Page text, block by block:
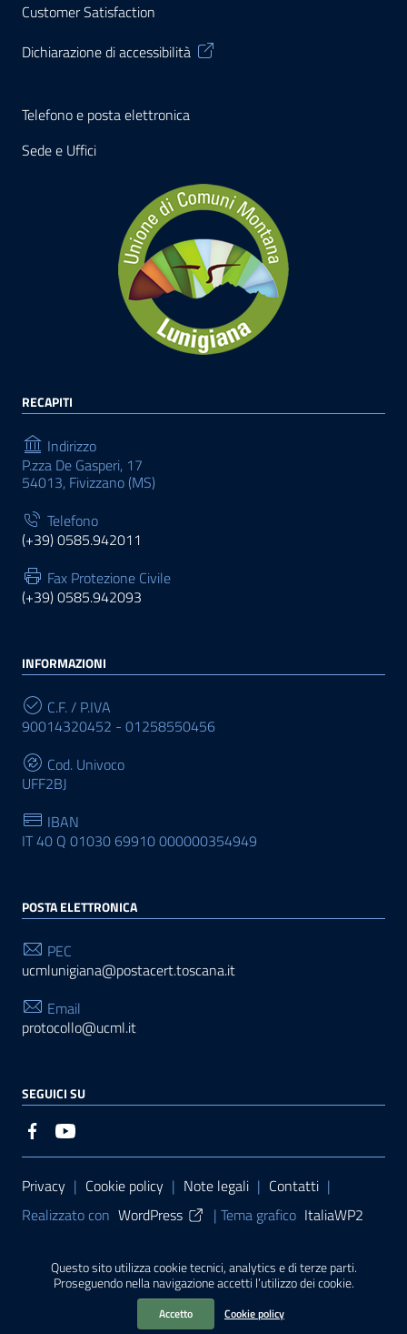
Questo sito utilizza cookie tecnici, analytics e di terze parti.
Proseguendo nella navigazione accetti l’utilizzo dei cookie.
Accetto Cookie policy
Customer Satisfaction
Dichiarazione di accessibilità
Telefono e posta elettronica
Sede e Uffici
RECAPITI
Indirizzo
P.zza De Gasperi, 17
54013, Fivizzano (MS)
Telefono
(+39) 0585.942011
Fax Protezione Civile
(+39) 0585.942093
INFORMAZIONI
C.F. / P.IVA
90014320452 - 01258550456
Cod. Univoco
UFF2BJ
IBAN
IT 40 Q 01030 69910 000000354949
POSTA ELETTRONICA
PEC
ucmlunigiana@postacert.toscana.it
Email
protocollo@ucml.it
SEGUICI SU
Sezione Link Utili
Privacy | Cookie policy | Note legali | Contatti |
Realizzato con WordPress | Tema grafico ItaliaWP2
Sito finanziato con L. 145/2018 della Regione Toscana